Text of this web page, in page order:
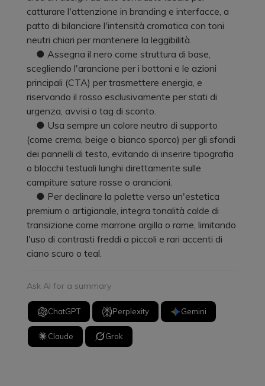
catturare l'attenzione in branding e interfacce, a
patto di bilanciare l'intensità cromatica con toni
neutri chiari per mantenere la leggibilità.
● Assegna il nero come struttura di base,
scegliendo l'arancione per i bottoni e le azioni
principali (CTA) per trasmettere energia, e
riservando il rosso esclusivamente per stati di
urgenza, avvisi o tag di sconto.
● Usa sempre un colore neutro di supporto
(come crema, beige o bianco sporco) per gli sfondi
dei pannelli di testo, evitando di inserire tipografia
o blocchi testuali lunghi direttamente sulle
campiture sature rosse o arancioni.
● Per declinare la palette verso un'estetica
premium o artigianale, integra tonalità calde di
transizione come marrone argilla o rame, limitando
l'uso di contrasti freddi a piccoli e rari accenti di
ciano scuro o teal.
Ask AI for a summary
ChatGPT Perplexity Gemini
Claude Grok